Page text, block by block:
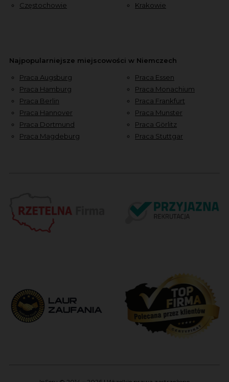
Częstochowie Krakowie
Najpopularniejsze miejscowości w Niemczech
Praca Augsburg
Praca Hamburg
Praca Berlin
Praca Hannover
Praca Dortmund
Praca Magdeburg
Praca Essen
Praca Monachium
Praca Frankfurt
Praca Munster
Praca Görlitz
Praca Stuttgar